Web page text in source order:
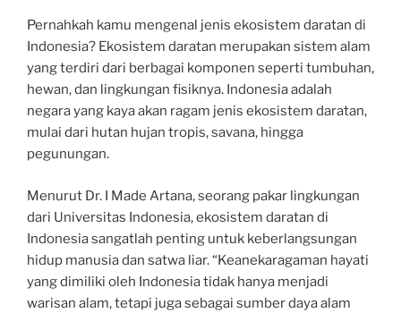
Pernahkah kamu mengenal jenis ekosistem daratan di
Indonesia? Ekosistem daratan merupakan sistem alam
yang terdiri dari berbagai komponen seperti tumbuhan,
hewan, dan lingkungan fisiknya. Indonesia adalah
negara yang kaya akan ragam jenis ekosistem daratan,
mulai dari hutan hujan tropis, savana, hingga
pegunungan.
Menurut Dr. I Made Artana, seorang pakar lingkungan
dari Universitas Indonesia, ekosistem daratan di
Indonesia sangatlah penting untuk keberlangsungan
hidup manusia dan satwa liar. “Keanekaragaman hayati
yang dimiliki oleh Indonesia tidak hanya menjadi
warisan alam, tetapi juga sebagai sumber daya alam